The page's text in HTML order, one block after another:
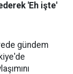
'Eh işte'
gündem